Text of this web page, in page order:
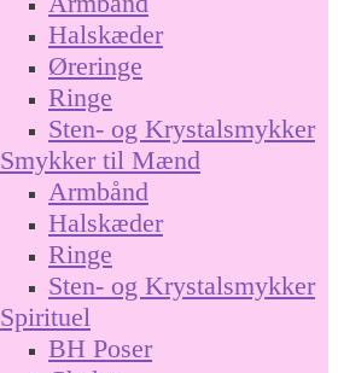
Halskæder
Øreringe
Ringe
Sten- og Krystalsmykker
Smykker til Mænd
Armbånd
Halskæder
Ringe
Sten- og Krystalsmykker
Spirituel
BH Poser